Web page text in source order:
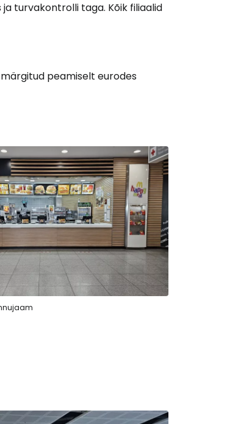
turvakontrolli taga. Kõik filiaalid
peamiselt eurodes